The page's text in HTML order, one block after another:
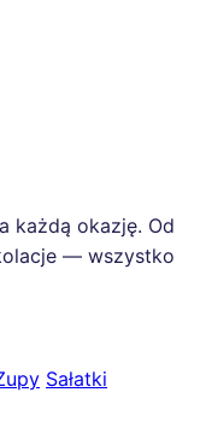
każdą okazję. Od
— wszystko
Sałatki